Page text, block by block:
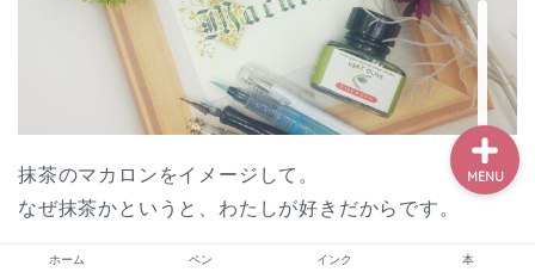
抹茶のマカロンをイメージして。
なぜ抹茶かというと、わたしが好きだからです。
ホーム ペン インク 本
MENU
本